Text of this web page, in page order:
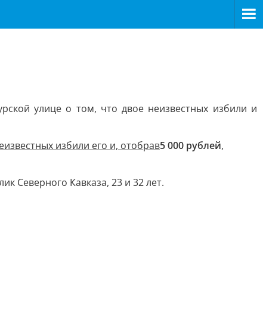
улице о том, что двое неизвестных избили и
избили его и, отобрав5 000 рублей,
Северного Кавказа, 23 и 32 лет.